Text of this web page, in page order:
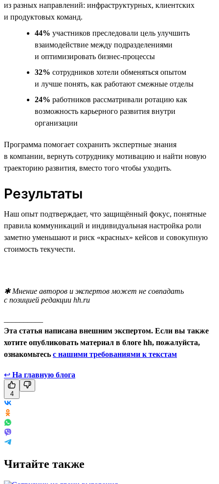
из разных направлений: инфраструктурных, клиентских
и продуктовых команд.
44% участников преследовали цель улучшить
взаимодействие между подразделениями
и оптимизировать бизнес-процессы
32% сотрудников хотели обменяться опытом
и лучше понять, как работают смежные отделы
24% работников рассматривали ротацию как
возможность карьерного развития внутри
организации
Программа помогает сохранить экспертные знания
в компании, вернуть сотруднику мотивацию и найти новую
траекторию развития, вместо того чтобы уходить.
Результаты
Наш опыт подтверждает, что защищённый фокус, понятные
правила коммуникаций и индивидуальная настройка роли
заметно уменьшают и риск «красных» кейсов и совокупную
стоимость текучести.
✱ Мнение авторов и экспертов может не совпадать
с позицией редакции hh.ru
Эта статья написана внешним экспертом. Если вы также
хотите опубликовать материал в блоге hh, пожалуйста,
ознакомьтесь с нашими требованиями к текстам
↩ На главную блога
4
Читайте также